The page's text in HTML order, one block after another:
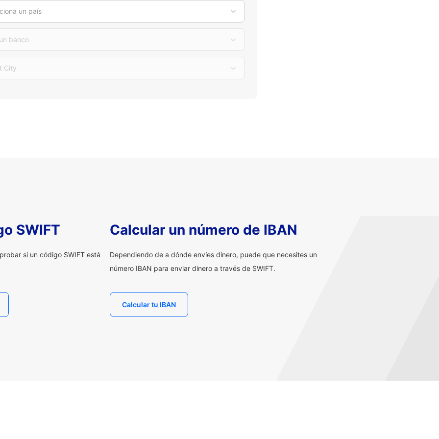
un país
banco
City
SWIFT
si un código SWIFT está
Calcular un número de IBAN
Dependiendo de a dónde envíes dinero, puede que necesites un
número IBAN para enviar dinero a través de SWIFT.
Calcular tu IBAN